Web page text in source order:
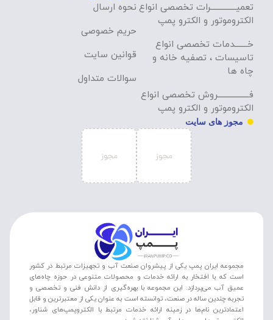
تعمیــــــــــــــرات تخصصی انواع
الکتروموتور و الکترو پمپ
خـــــــدمات تخصصی انواع
تاسیسات ، تصفیه خانه و
چاه ها
فـــــــــــــــــروش تخصصی انواع
الکتروموتور و الکترو پمپ
نحوه ارسال
حریم خصوصی
قوانین سایت
سوالات متداول
مجوز های سایت
مجموعه ایران پمپ یکی از پیشروان صنعت آب و تجهیزات مرتبط در کشور
است که با افتخار به ارائه خدمات و محصولات متنوعی در حوزه چاه‌های
عمیق آب می‌پردازد. این مجموعه با بهره‌گیری از دانش فنی و تخصصی و
تجربه چندین ساله در صنعت، توانسته است به عنوان یکی از معتبرترین و قابل
اعتمادترین نام‌ها در زمینه ارائه خدمات مرتبط با الکتروپمپ‌های شناور،